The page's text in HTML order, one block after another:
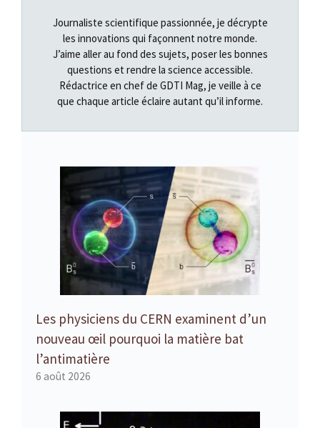
Journaliste scientifique passionnée, je décrypte
les innovations qui façonnent notre monde.
J’aime aller au fond des sujets, poser les bonnes
questions et rendre la science accessible.
Rédactrice en chef de GDTI Mag, je veille à ce
que chaque article éclaire autant qu’il informe.
Les physiciens du CERN examinent d’un
nouveau œil pourquoi la matière bat
l’antimatière
6 août 2026